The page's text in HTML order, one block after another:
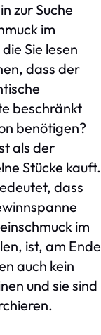
zur Suche
im
Sie lesen
dass der
beschränkt
benötigen?
als der
Stücke kauft.
dass
im
ist, am Ende
auch kein
und sie sind